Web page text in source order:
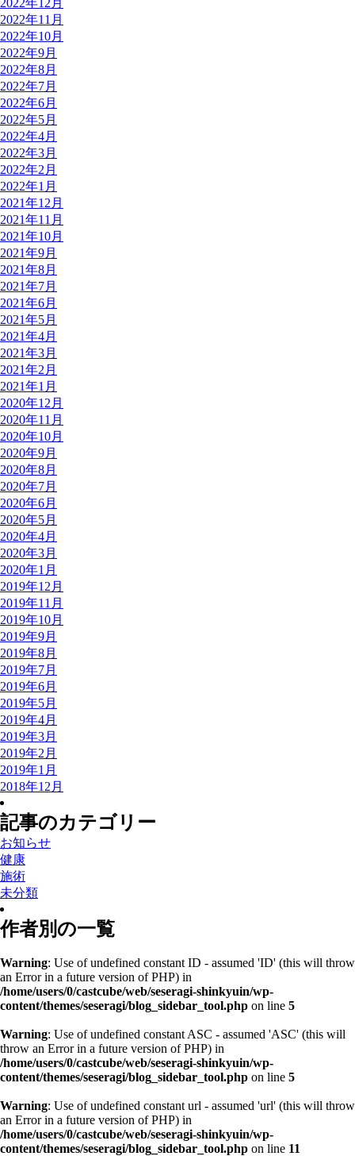
2022年12月
2022年11月
2022年10月
2022年9月
2022年8月
2022年7月
2022年6月
2022年5月
2022年4月
2022年3月
2022年2月
2022年1月
2021年12月
2021年11月
2021年10月
2021年9月
2021年8月
2021年7月
2021年6月
2021年5月
2021年4月
2021年3月
2021年2月
2021年1月
2020年12月
2020年11月
2020年10月
2020年9月
2020年8月
2020年7月
2020年6月
2020年5月
2020年4月
2020年3月
2020年1月
2019年12月
2019年11月
2019年10月
2019年9月
2019年8月
2019年7月
2019年6月
2019年5月
2019年4月
2019年3月
2019年2月
2019年1月
2018年12月
記事のカテゴリー
お知らせ
健康
施術
未分類
作者別の一覧
Warning: Use of undefined constant ID - assumed 'ID' (this will throw
an Error in a future version of PHP) in
/home/users/0/castcube/web/seseragi-shinkyuin/wp-
content/themes/seseragi/blog_sidebar_tool.php on line 5
Warning: Use of undefined constant ASC - assumed 'ASC' (this will
throw an Error in a future version of PHP) in
/home/users/0/castcube/web/seseragi-shinkyuin/wp-
content/themes/seseragi/blog_sidebar_tool.php on line 5
Warning: Use of undefined constant url - assumed 'url' (this will throw
an Error in a future version of PHP) in
/home/users/0/castcube/web/seseragi-shinkyuin/wp-
content/themes/seseragi/blog_sidebar_tool.php on line 11